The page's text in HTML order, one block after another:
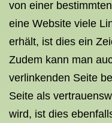
von einer
eine Website viele
erhält, ist dies ein
Zudem kann man
verlinkenden Seite
Seite als
wird, ist dies